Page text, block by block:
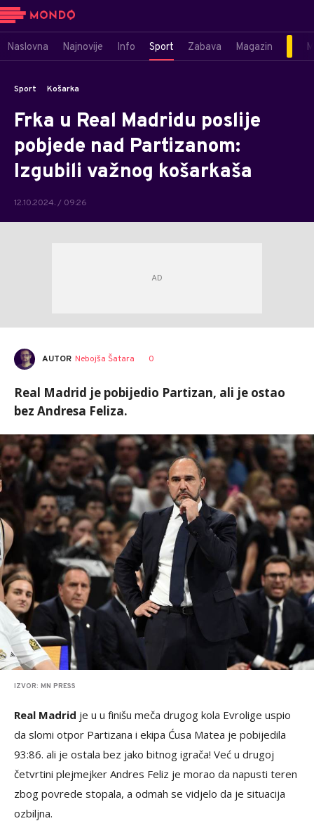
Naslovna Najnovije Info Sport Zabava Magazin
Sport Košarka
Frka u Real Madridu poslije
pobjede nad Partizanom:
Izgubili važnog košarkaša
12.10.2024. / 09:26
AUTOR Nebojša Šatara 0
Real Madrid je pobijedio Partizan, ali je ostao
bez Andresa Feliza.
IZVOR: MN PRESS
Real Madrid je u u finišu meča drugog kola Evrolige uspio
da slomi otpor Partizana i ekipa Ćusa Matea je pobijedila
93:86. ali je ostala bez jako bitnog igrača! Već u drugoj
četvrtini plejmejker Andres Feliz je morao da napusti teren
zbog povrede stopala, a odmah se vidjelo da je situacija
ozbiljna.